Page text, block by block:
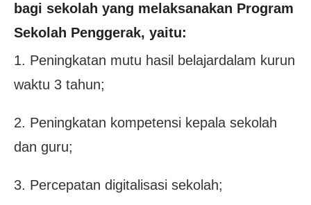
bagi sekolah yang melaksanakan Program
Sekolah Penggerak, yaitu:
1. Peningkatan mutu hasil belajardalam kurun
waktu 3 tahun;
2. Peningkatan kompetensi kepala sekolah
dan guru;
3. Percepatan digitalisasi sekolah;